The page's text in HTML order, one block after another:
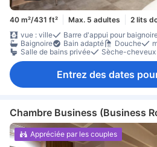
40 m²/431 ft² Max. 5 adultes
2 lits
vue : ville
Barre d'appui pour
Baignoire
Bain adapté Douche
Salle de bains privée
Sèche-cheveux
Entrez des dates
Chambre Business (Business
Appréciée par les couples